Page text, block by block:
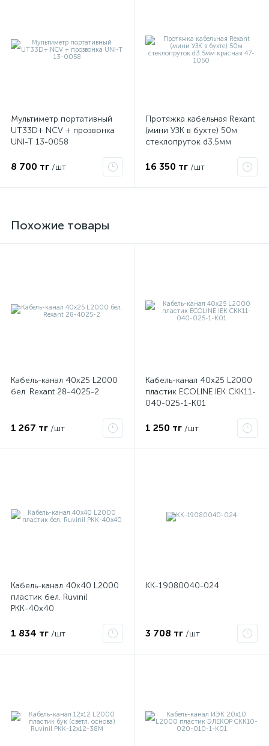
Мультиметр портативный
UT33D+ NCV + прозвонка
UNI-T 13-0058
8 700 тг /шт
Протяжка кабельная Rexant
(мини УЗК в бухте) 50м
стеклопруток d3.5мм
16 350 тг /шт
Похожие товары
Кабель-канал 40х25 L2000
бел. Rexant 28-4025-2
1 267 тг /шт
Кабель-канал 40х25 L2000
пластик ECOLINE IEK CKK11-
040-025-1-K01
1 250 тг /шт
Кабель-канал 40х40 L2000
пластик бел. Ruvinil
РКК-40х40
1 834 тг /шт
КК-19080040-024
3 708 тг /шт